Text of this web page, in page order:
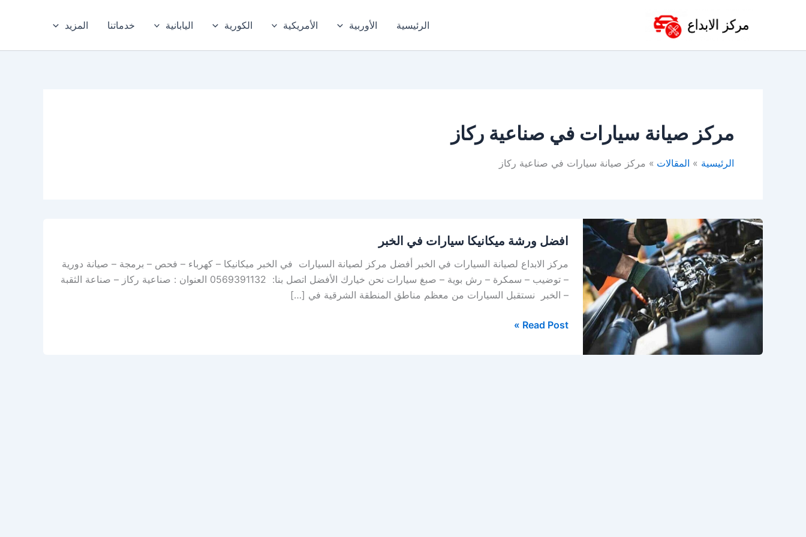
الرئيسية الأوربية الأمريكية الكورية اليابانية خدماتنا المزيد
مركز صيانة سيارات في صناعية ركاز
الرئيسية المقالات مركز صيانة سيارات في صناعية ركاز
افضل ورشة ميكانيكا سيارات في الخبر
مركز الابداع لصيانة السيارات في الخبر أفضل مركز لصيانة السيارات في الخبر ميكانيكا – كهرباء – فحص – برمجة – صيانة دورية
– توضيب – سمكرة – رش بوية – صبغ سيارات نحن خيارك الأفضل اتصل بنا: 0569391132 العنوان : صناعية ركاز – صناعة الثقبة
– الخبر نستقبل السيارات من معظم مناطق المنطقة الشرقية في […]
ورشة
سيارات
في
Read Post »